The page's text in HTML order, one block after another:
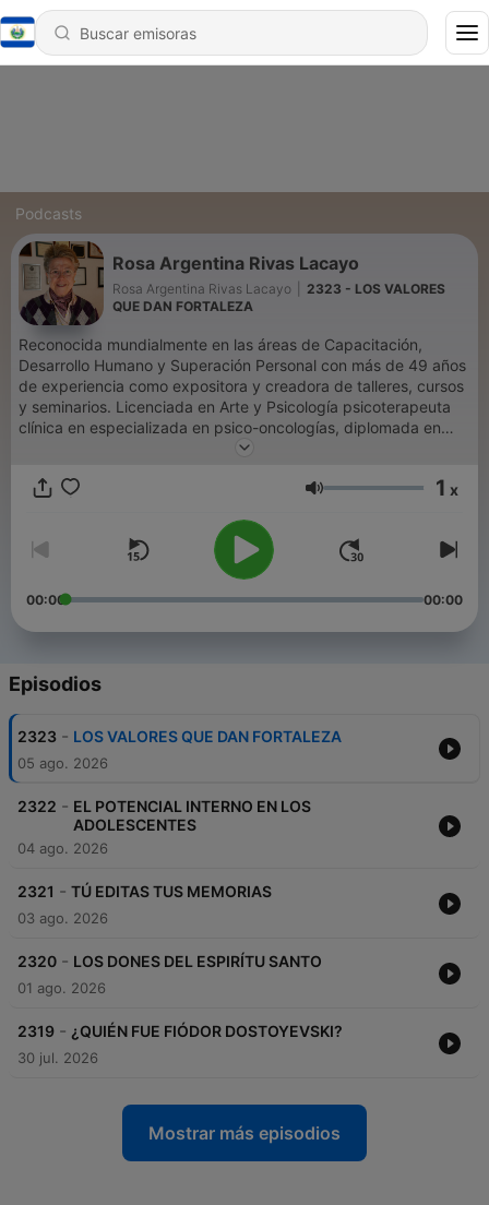
Podcasts
Rosa Argentina Rivas Lacayo
Rosa Argentina Rivas Lacayo
2323 - LOS VALORES
QUE DAN FORTALEZA
Reconocida mundialmente en las áreas de Capacitación,
Desarrollo Humano y Superación Personal con más de 49 años
de experiencia como expositora y creadora de talleres, cursos
y seminarios. Licenciada en Arte y Psicología psicoterapeuta
clínica en especializada en psico-oncologías, diplomada en
Tanatología y terapia Cognitiva Conductual, manejo de
Doctorado en Psicorientología. #Desarrollo Humano # Dinámica
Volumen 1 x
00:00 00:00
Episodios
2323 - LOS VALORES QUE DAN FORTALEZA
05 ago. 2026
2322 - EL POTENCIAL INTERNO EN LOS
ADOLESCENTES
04 ago. 2026
2321 - TÚ EDITAS TUS MEMORIAS
03 ago. 2026
2320 - LOS DONES DEL ESPIRÍTU SANTO
01 ago. 2026
2319 - ¿QUIÉN FUE FIÓDOR DOSTOYEVSKI?
30 jul. 2026
Mostrar más episodios